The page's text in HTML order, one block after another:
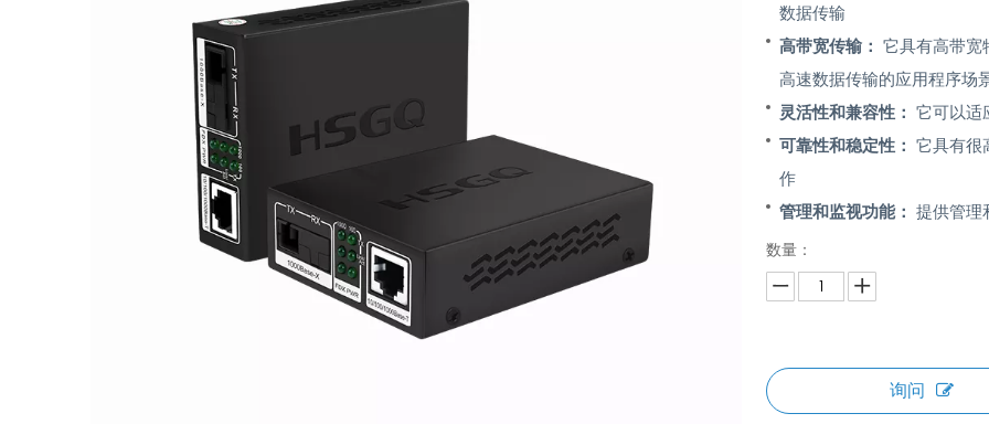
数据传输
高带宽传输： 它具有高带宽
高速数据传输的应用程序场
灵活性和兼容性： 它可以适
可靠性和稳定性： 它具有很
作
管理和监视功能： 提供管理
数量：
询问